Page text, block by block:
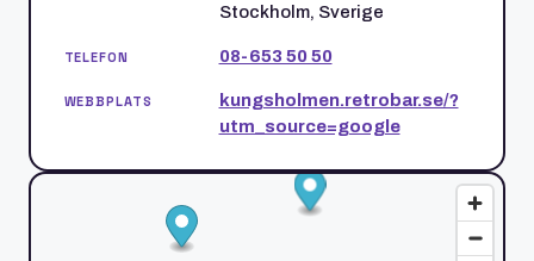
Stockholm, Sverige
TELEFON 08-653 50 50
WEBBPLATS
kungsholmen.retrobar.se/?
utm_source=google